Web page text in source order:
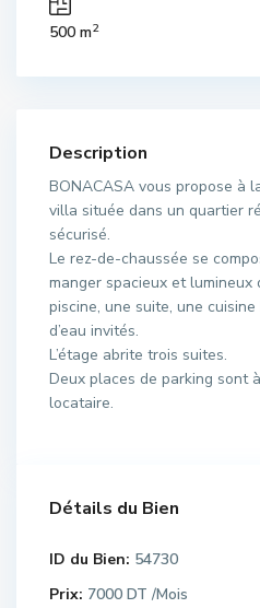
500 m2
Description
BONACASA vous propose à
villa située dans un quartier
sécurisé.
Le rez-de-chaussée se
manger spacieux et
piscine, une suite, une
d’eau invités.
L’étage abrite trois suites.
Deux places de parking sont
locataire.
Détails du Bien
ID du Bien: 54730
Prix: 7000 DT /Mois